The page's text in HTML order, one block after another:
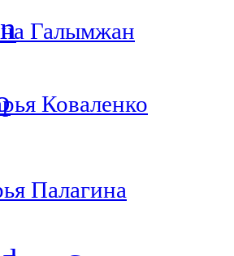
Галымжан
Коваленко
Палагина